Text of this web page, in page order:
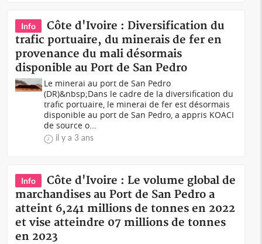
Info
Côte d'Ivoire : Diversification du
trafic portuaire, du minerais de fer en
provenance du mali désormais
disponible au Port de San Pedro
Le minerai au port de San Pedro
(DR)&nbsp;Dans le cadre de la diversification du
trafic portuaire, le minerai de fer est désormais
disponible au port de San Pedro, a appris KOACI
de source o...
il y a 3 ans
Info
Côte d'Ivoire : Le volume global de
marchandises au Port de San Pedro a
atteint 6,241 millions de tonnes en 2022
et vise atteindre 07 millions de tonnes
en 2023